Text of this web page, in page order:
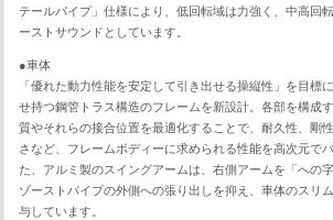
テールパイプ」仕様により、低回転域は力強く、中高回
ーストサウンドとしています。
●車体
「優れた動力性能を安定して引き出せる操縦性」を目標
せ持つ鋼管トラス構造のフレームを新設計。各部を構成
質やそれらの接合位置を最適化することで、耐久性、剛
さなど、フレームボディーに求められる性能を高次元で
た、アルミ製のスイングアームは、右側アームを「への
ゾーストパイプの外側への張り出しを抑え、車体のスリ
与しています。